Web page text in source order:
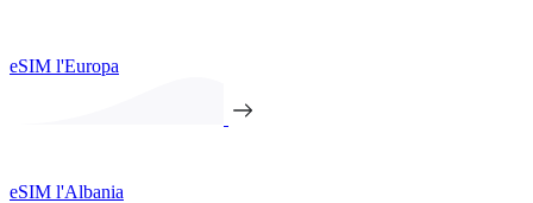
eSIM l'Europa
eSIM l'Albania